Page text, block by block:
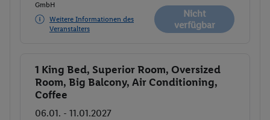
GmbH
Weitere Informationen des
Veranstalters
Nicht
verfügbar
Buchen
1 King Bed, Superior Room, Oversized
Room, Big Balcony, Air Conditioning,
Coffee
06.01. - 11.01.2027